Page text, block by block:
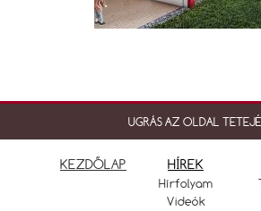
UGRÁS AZ OLDAL
KEZDŐLAP HÍREK
Hírfolyam
Videók